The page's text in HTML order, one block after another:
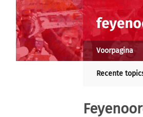
Voorpagina
Recente